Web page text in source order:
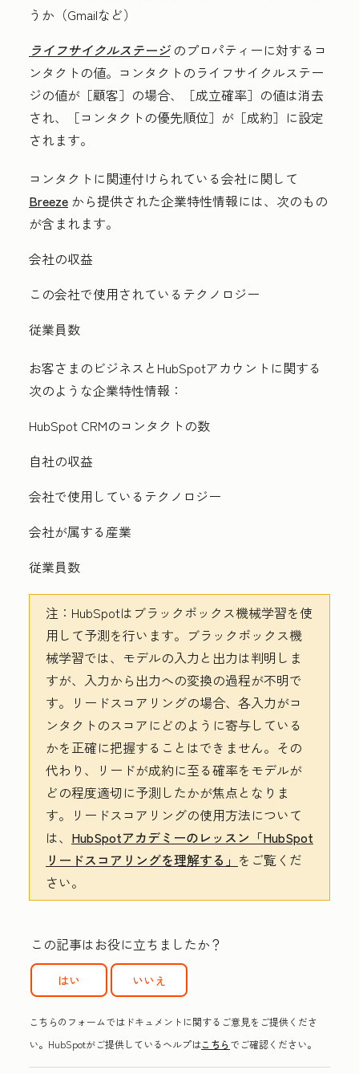
うか（Gmailなど）
ライフサイクルステージのプロパティーに対するコ
ンタクトの値。コンタクトのライフサイクルステー
ジの値が［顧客］ の場合、［成立確率］ の値は消去
され、［コンタクトの優先順位］ が［成約］ に設定
されます。
コンタクトに関連付けられている会社に関して
Breeze から提供された企業特性情報には、次のもの
が含まれます。
会社の収益
この会社で使用されているテクノロジー
従業員数
お客さまのビジネスとHubSpotアカウントに関する
次のような企業特性情報：
HubSpot CRMのコンタクトの数
自社の収益
会社で使用しているテクノロジー
会社が属する産業
従業員数
注： HubSpotはブラックボックス機械学習を使
用して予測を行います。ブラックボックス機
械学習では、モデルの入力と出力は判明しま
すが、入力から出力への変換の過程が不明で
す。リードスコアリングの場合、各入力がコ
ンタクトのスコアにどのように寄与している
かを正確に把握することはできません。その
代わり、リードが成約に至る確率をモデルが
どの程度適切に予測したかが焦点となりま
す。リードスコアリングの使用方法について
は、 HubSpotアカデミーのレッスン「HubSpot
リードスコアリングを理解する」 をご覧くだ
さい。
この記事はお役に立ちましたか？
はい いいえ
こちらのフォームではドキュメントに関するご意見をご提供くださ
い。HubSpotがご提供しているヘルプはこちらでご確認ください。